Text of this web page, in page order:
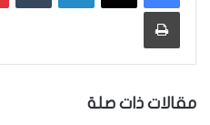
طباعة
مقالات ذات صلة